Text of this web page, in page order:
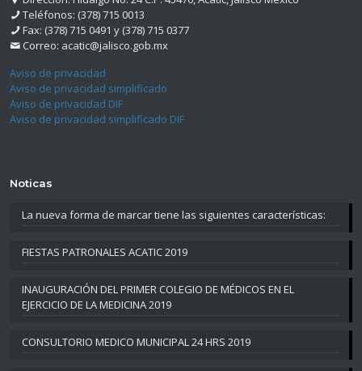
Teléfonos: (378) 715 0013
Fax: (378) 715 0491 y (378) 715 0377
Correo: acatic@jalisco.gob.mx
Aviso de privacidad
Aviso de privacidad simplificado
Aviso de privacidad DIF
Aviso de privacidad simplificado DIF
Noticas
La nueva forma de marcar tiene las siguientes características:
FIESTAS PATRONALES ACATIC 2019
INAUGURACIÓN DEL PRIMER COLEGIO DE MÉDICOS EN EL
EJERCICIO DE LA MEDICINA 2019
CONSULTORIO MEDICO MUNICIPAL 24 HRS 2019